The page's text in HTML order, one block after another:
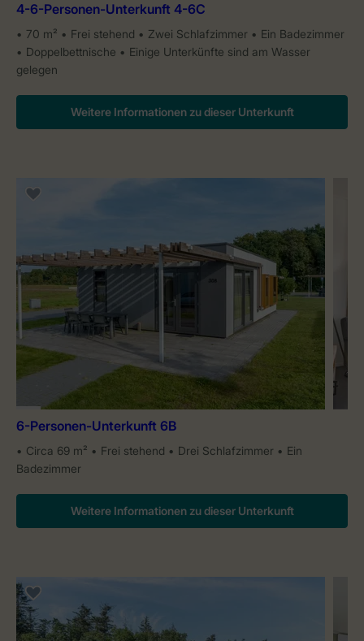
4-6-Personen-Unterkunft 4-6C
70 m² Frei stehend Zwei Schlafzimmer
Ein Badezimmer
Doppelbettnische
Einige Unterkünfte sind am Wasser
gelegen
Weitere Informationen zu dieser Unterkunft
6-Personen-Unterkunft 6B
Circa 69 m² Frei stehend Drei Schlafzimmer
Ein
Badezimmer
Weitere Informationen zu dieser Unterkunft